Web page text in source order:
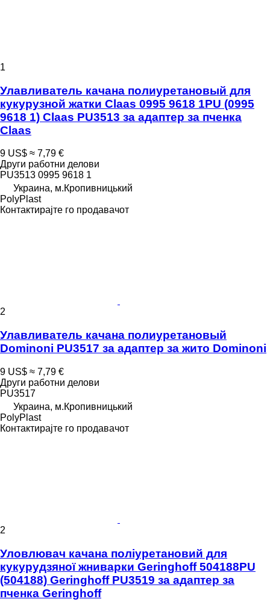
1
Улавливатель качана полиуретановый для
кукурузной жатки Claas 0995 9618 1PU (0995
9618 1) Claas PU3513 за адаптер за пченка
Claas
9 US$ ≈ 7,79 €
Други работни делови
PU3513 0995 9618 1
Украина, м.Кропивницький
PolyPlast
Контактирајте го продавачот
2
Улавливатель качана полиуретановый
Dominoni PU3517 за адаптер за жито Dominoni
9 US$ ≈ 7,79 €
Други работни делови
PU3517
Украина, м.Кропивницький
PolyPlast
Контактирајте го продавачот
2
Уловлювач качана поліуретановий для
кукурудзяної жниварки Geringhoff 504188PU
(504188) Geringhoff PU3519 за адаптер за
пченка Geringhoff